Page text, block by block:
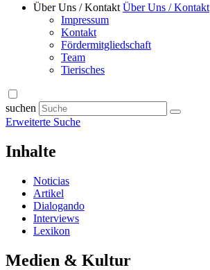
Über Uns / Kontakt Über Uns / Kontakt
Impressum
Kontakt
Fördermitgliedschaft
Team
Tierisches
suchen
Erweiterte Suche
Inhalte
Noticias
Artikel
Dialogando
Interviews
Lexikon
Medien & Kultur